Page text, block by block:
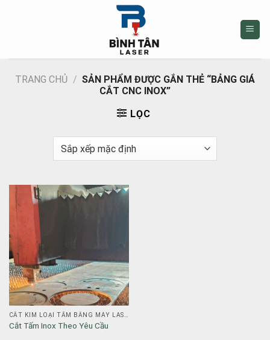
TRANG CHỦ / SẢN PHẨM ĐƯỢC GẮN THẺ “BẢNG GIÁ
CẮT CNC INOX”
LỌC
Cắt Tấm Inox Theo Yêu Cầu